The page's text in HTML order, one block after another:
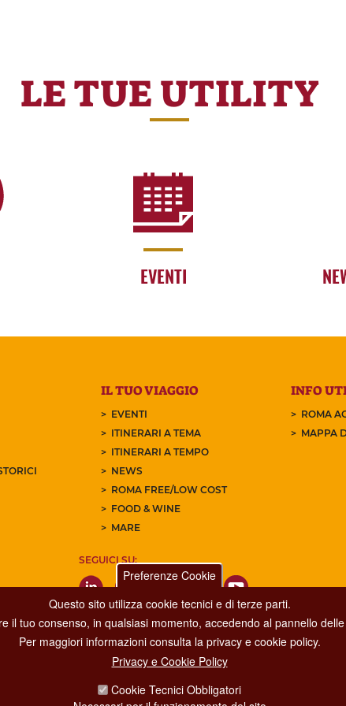
LE TUE UTILITY
EVENTI
IL TUO VIAGGIO
EVENTI
ITINERARI A TEMA
ITINERARI A TEMPO
NEWS
ROMA FREE/LOW COST
FOOD & WINE
MARE
INFO
ROMA
MAPPA
SEGUICI SU:
Dipartimento Grandi Eventi, Sport, Turismo e Moda.
Via di San Basilio, 51
Preferenze Cookie
Questo sito utilizza cookie tecnici e di terze parti.
il tuo consenso, in qualsiasi momento, accedendo al pannello
Per maggiori informazioni consulta la privacy e cookie policy.
Privacy e Cookie Policy
Cookie Tecnici Obbligatori